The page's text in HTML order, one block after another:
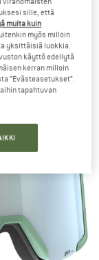
sille, että
muita kuin
myös milloin
yksittäisiä luokkia.
käyttö edellytä
kerran milloin
”Evästeasetukset”.
tapahtuvan